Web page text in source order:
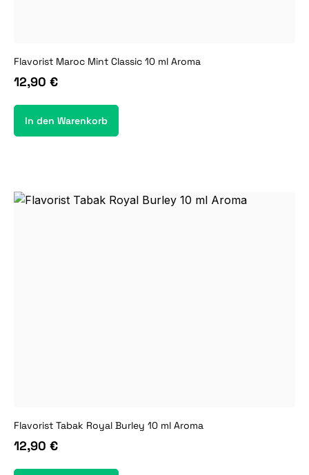
Flavorist Maroc Mint Classic 10 ml Aroma
12,90 €
In den Warenkorb
Flavorist Tabak Royal Burley 10 ml Aroma
12,90 €